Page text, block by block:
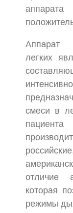
Аппарат
легких
смеси в
отличие
которая
режимы